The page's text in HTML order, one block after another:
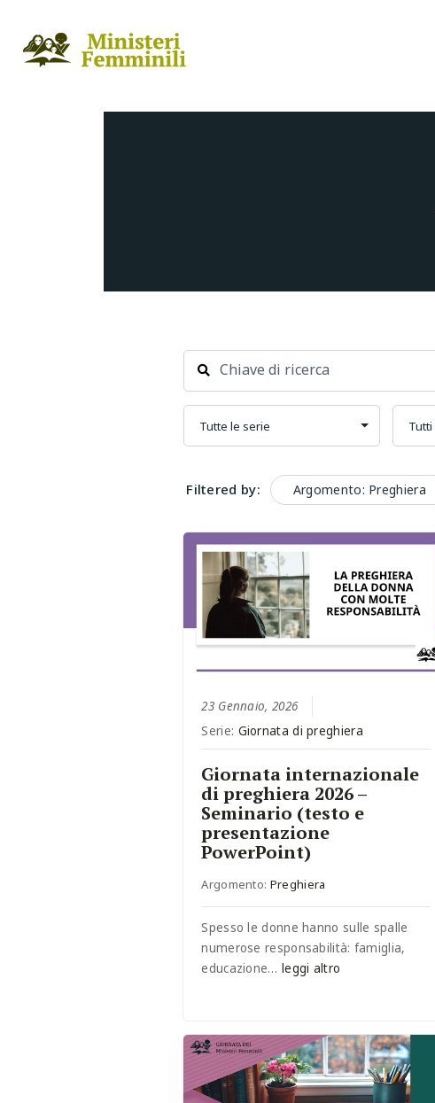
Filtered by: Argomento: Preghiera
23 Gennaio, 2026
Serie: Giornata di preghiera
Giornata internazionale
di preghiera 2026 –
Seminario (testo e
presentazione
PowerPoint)
Argomento: Preghiera
Spesso le donne hanno sulle spalle
numerose responsabilità: famiglia,
educazione… leggi altro